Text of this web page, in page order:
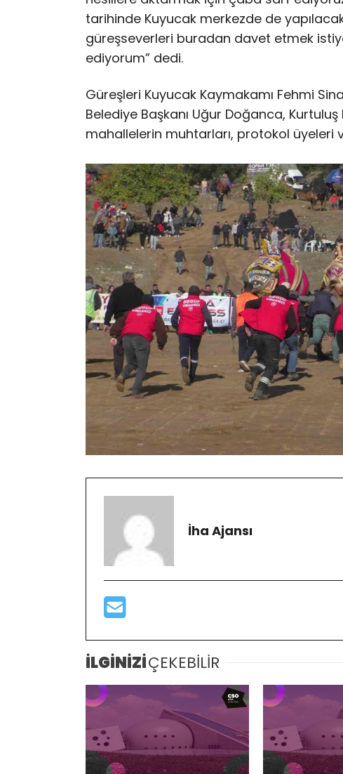
tarihinde Kuyucak merkezde de
güreşseverleri buradan davet etmek
ediyorum” dedi.
Güreşleri Kuyucak Kaymakamı Fehmi
Belediye Başkanı Uğur Doğanca,
mahallelerin muhtarları, protokol üyeleri
İha Ajansı
İLGİNİZİÇEKEBİLİR